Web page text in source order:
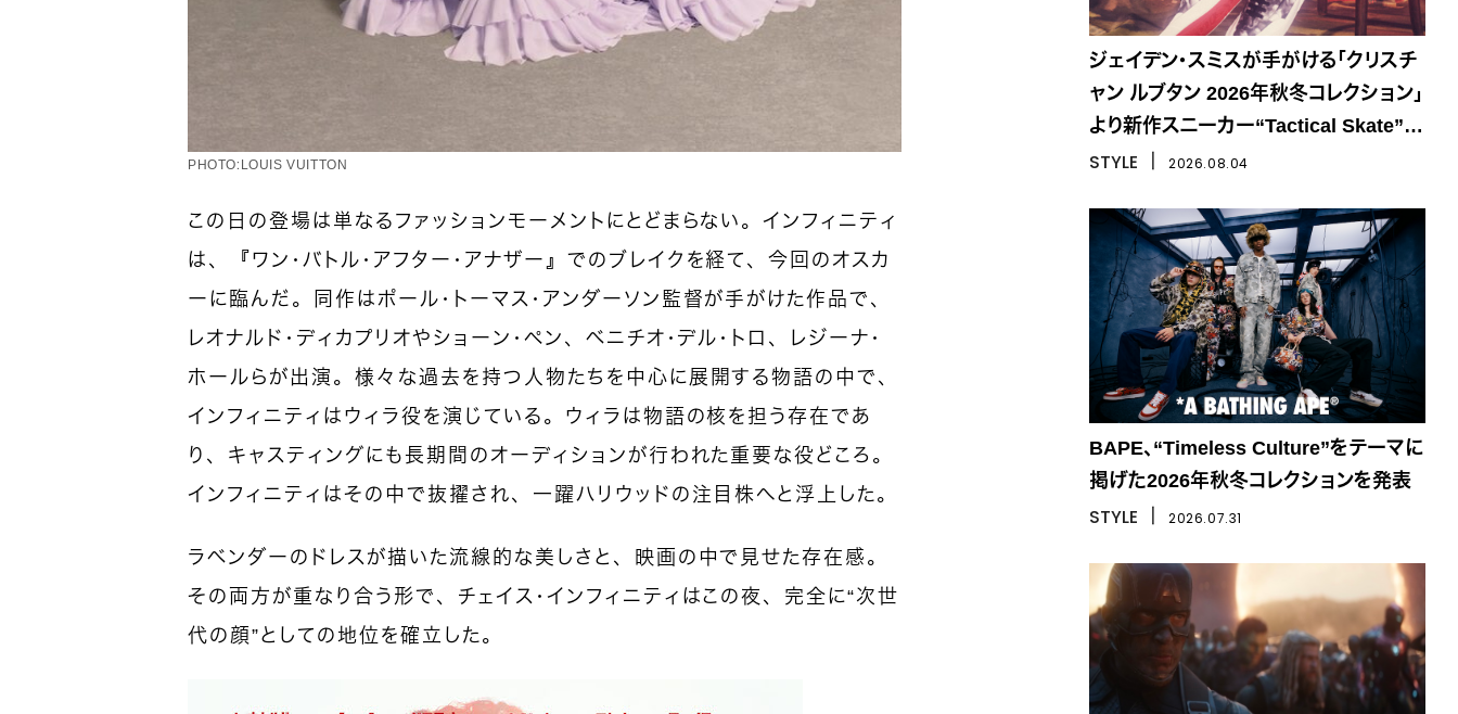
PHOTO：LOUIS VUITTON
この日の登場は単なるファッションモーメントにとどまらない。インフィニティ
は、『ワン・バトル・アフター・アナザー 』でのブレイクを経て、今回のオスカ
ーに臨んだ。同作はポール・トーマス・アンダーソン監督が手がけた作品で、
レオナルド・ディカプリオやショーン・ペン、ベニチオ・デル・トロ、レジーナ・
ホールらが出演。様々な過去を持つ人物たちを中心に展開する物語の中で、
インフィニティはウィラ役を演じている。ウィラは物語の核を担う存在であ
り、キャスティングにも長期間のオーディションが行われた重要な役どころ。
インフィニティはその中で抜擢され、一躍ハリウッドの注目株へと浮上した。
ラベンダーのドレスが描いた流線的な美しさと、映画の中で見せた存在感。
その両方が重なり合う形で、チェイス・インフィニティはこの夜、完全に“次世
代の顔”としての地位を確立した。
ジェイデン・スミスが手がける「クリスチ
ャン ルブタン 2026年秋冬コレクション」
より新作スニーカー“Tactical Skate”が
登場
STYLE 2026.08.04
BAPE、“Timeless Culture”をテーマに
掲げた2026年秋冬コレクションを発表
STYLE 2026.07.31